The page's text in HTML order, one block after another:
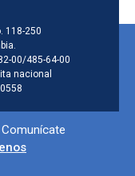
de la
118-250
00/485-64-00
nacional
sociales